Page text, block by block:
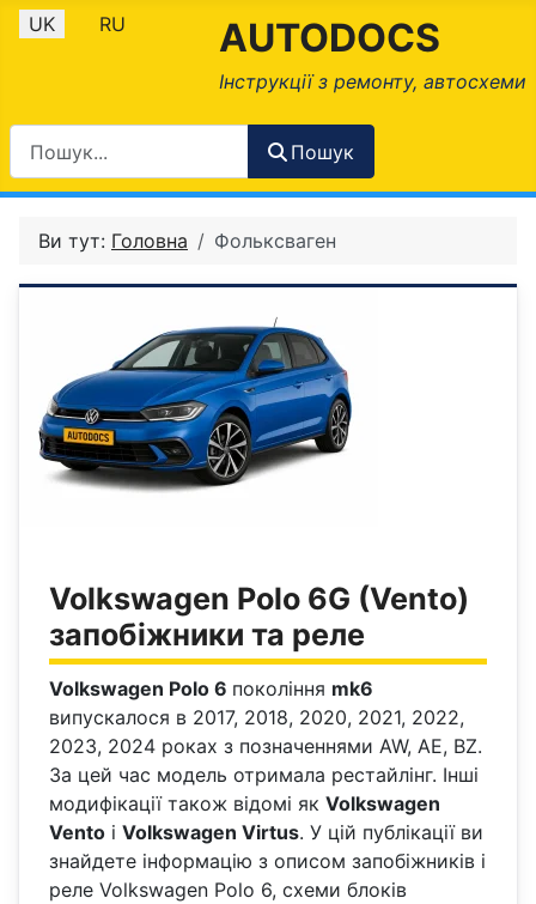
Оберіть свою мову
UK RU AUTODOCS
Інструкції з ремонту, автосхеми
Пошук
Ви тут: Головна Фольксваген
Volkswagen Polo 6G (Vento)
запобіжники та реле
Volkswagen Polo 6 покоління mk6
випускалося в 2017, 2018, 2020, 2021, 2022,
2023, 2024 роках з позначеннями AW, AE, BZ.
За цей час модель отримала рестайлінг. Інші
модифікації також відомі як Volkswagen
Vento і Volkswagen Virtus. У цій публікації ви
знайдете інформацію з описом запобіжників і
реле Volkswagen Polo 6, схеми блоків